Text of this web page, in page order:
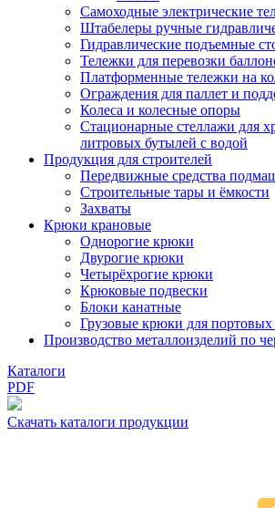
Самоходные электрические
Штабелеры ручные
Гидравлические подъемные
Тележки для перевозки
Платформенные тележки на
Ограждения для паллет и
Колеса и колесные опоры
Стационарные стеллажи для
литровых бутылей с водой
Продукция для строителей
Передвижные средства
Строительные тары и ёмкости
Захваты
Крюки крановые
Однорогие крюки
Двурогие крюки
Четырёхрогие крюки
Крюковые подвески
Блоки канатные
Грузовые крюки для портовых
Производство металлоизделий по
Каталоги
PDF
Скачать каталоги продукции